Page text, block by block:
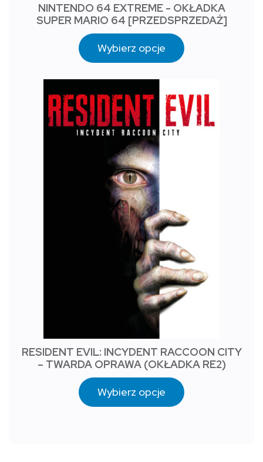
NINTENDO 64 EXTREME - OKŁADKA
SUPER MARIO 64 [PRZEDSPRZEDAŻ]
Wybierz opcje
RESIDENT EVIL: INCYDENT RACCOON CITY
– TWARDA OPRAWA (OKŁADKA RE2)
Wybierz opcje